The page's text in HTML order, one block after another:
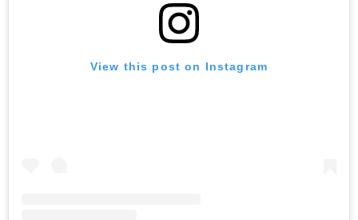
View this post on Instagram